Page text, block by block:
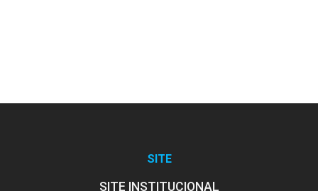
10h
SITE
SITE INSTITUCIONAL